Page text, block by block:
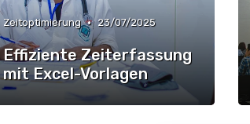
Zeitoptimierung • 23/07/2025
Effiziente Zeiterfassung
mit Excel-Vorlagen